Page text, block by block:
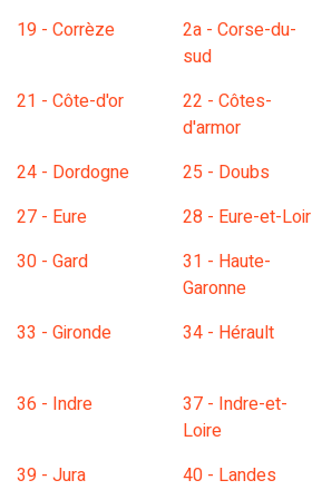
19 - Corrèze
2a - Corse-du-
sud
21 - Côte-d'or
22 - Côtes-
d'armor
24 - Dordogne 25 - Doubs
27 - Eure
28 - Eure-et-Loir
30 - Gard
31 - Haute-
Garonne
33 - Gironde 34 - Hérault
36 - Indre
37 - Indre-et-
Loire
39 - Jura 40 - Landes